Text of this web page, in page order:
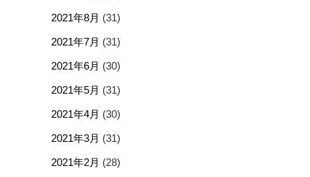
2021年8月 (31)
2021年7月 (31)
2021年6月 (30)
2021年5月 (31)
2021年4月 (30)
2021年3月 (31)
2021年2月 (28)